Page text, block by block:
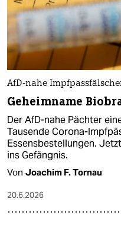
AfD-nahe
Geheimname
Der AfD-nahe Pächter
Tausende Corona-
Essensbestellungen.
ins Gefängnis.
Von Joachim F. Tornau
20.6.2026